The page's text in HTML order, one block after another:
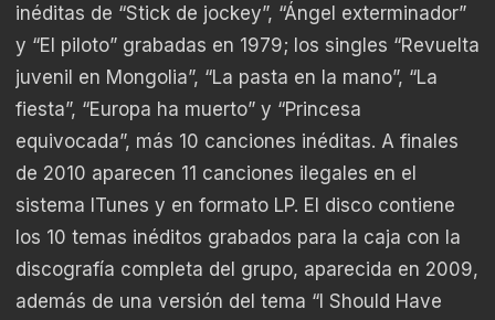
inéditas de “Stick de jockey”, “Ángel exterminador”
y “El piloto” grabadas en 1979; los singles “Revuelta
juvenil en Mongolia”, “La pasta en la mano”, “La
fiesta”, “Europa ha muerto” y “Princesa
equivocada”, más 10 canciones inéditas. A finales
de 2010 aparecen 11 canciones ilegales en el
sistema ITunes y en formato LP. El disco contiene
los 10 temas inéditos grabados para la caja con la
discografía completa del grupo, aparecida en 2009,
además de una versión del tema “I Should Have